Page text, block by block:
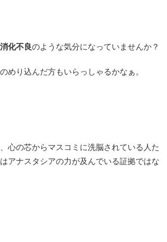
消化不良のような気分になっていませんか？
めり込んだ方もいらっしゃるかなぁ。
心の芯からマスコミに洗脳されている人た
アナスタシアの力が及んでいる証拠ではな